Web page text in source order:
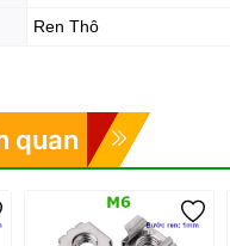
Ren Thô
quan